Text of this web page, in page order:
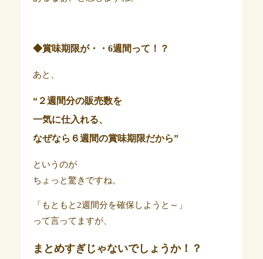
◆賞味期限が・・6週間って！？
あと、
“２週間分の販売数を
一気に仕入れる、
なぜなら６週間の賞味期限だから”
というのが
ちょっと驚きですね。
「もともと2週間分を確保しようと～」
って言ってますが、
まとめすぎじゃないでしょうか！？